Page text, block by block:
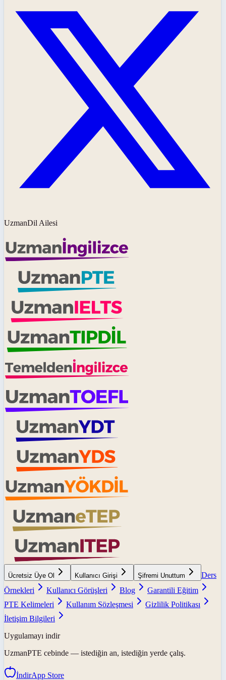
UzmanDil Ailesi
Ücretsiz Üye Ol Kullanıcı Girişi Şifremi Unuttum
Ders
Örnekleri
Kullanıcı Görüşleri Blog
Garantili Eğitim
PTE Kelimeleri
Kullanım Sözleşmesi
Gizlilik Politikası
İletişim Bilgileri
Uygulamayı indir
UzmanPTE cebinde — istediğin an, istediğin yerde çalış.
İndirApp Store